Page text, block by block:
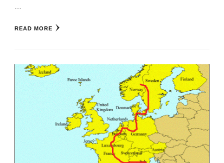
READ MORE